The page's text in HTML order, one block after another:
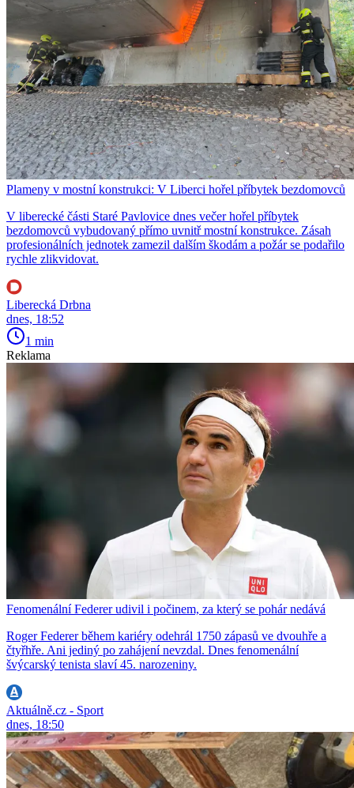
Plameny v mostní konstrukci: V Liberci hořel příbytek bezdomovců
V liberecké části Staré Pavlovice dnes večer hořel příbytek
bezdomovců vybudovaný přímo uvnitř mostní konstrukce. Zásah
profesionálních jednotek zamezil dalším škodám a požár se podařilo
rychle zlikvidovat.
Liberecká Drbna
dnes, 18:52
1 min
Reklama
Fenomenální Federer udivil i počinem, za který se pohár nedává
Roger Federer během kariéry odehrál 1750 zápasů ve dvouhře a
čtyřhře. Ani jediný po zahájení nevzdal. Dnes fenomenální
švýcarský tenista slaví 45. narozeniny.
Aktuálně.cz - Sport
dnes, 18:50